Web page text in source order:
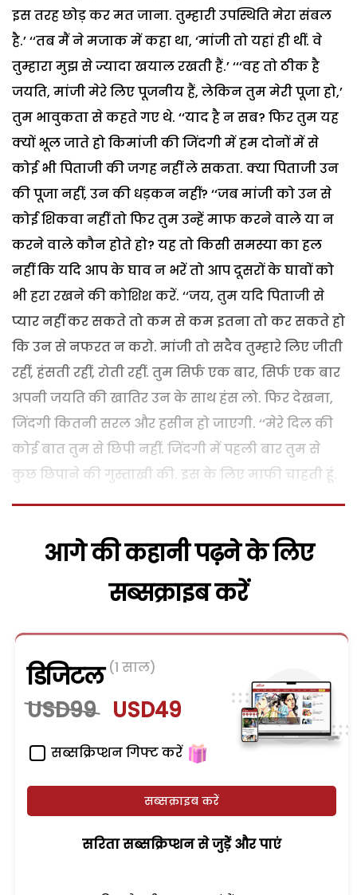
इस तरह छोड़ कर मत जाना. तुम्हारी उपस्थिति मेरा संबल
है.’ ‘‘तब मैं ने मजाक में कहा था, ‘मांजी तो यहां ही थीं. वे
तुम्हारा मुझ से ज्यादा खयाल रखती हैं.’ ‘‘‘वह तो ठीक है
जयति, मांजी मेरे लिए पूजनीय हैं, लेकिन तुम मेरी पूजा हो,’
तुम भावुकता से कहते गए थे. ‘‘याद है न सब? फिर तुम यह
क्यों भूल जाते हो किमांजी की जिंदगी में हम दोनों में से
कोई भी पिताजी की जगह नहीं ले सकता. क्या पिताजी उन
की पूजा नहीं, उन की धड़कन नहीं? ‘‘जब मांजी को उन से
कोई शिकवा नहीं तो फिर तुम उन्हें माफ करने वाले या न
करने वाले कौन होते हो? यह तो किसी समस्या का हल
नहीं कि यदि आप के घाव न भरें तो आप दूसरों के घावों को
भी हरा रखने की कोशिश करें. ‘‘जय, तुम यदि पिताजी से
प्यार नहीं कर सकते तो कम से कम इतना तो कर सकते हो
कि उन से नफरत न करो. मांजी तो सदैव तुम्हारे लिए जीती
रहीं, हंसती रहीं, रोती रहीं. तुम सिर्फ एक बार, सिर्फ एक बार
अपनी जयति की खातिर उन के साथ हंस लो. फिर देखना,
जिंदगी कितनी सरल और हसीन हो जाएगी. ‘‘मेरे दिल की
कोई बात तुम से छिपी नहीं. जिंदगी में पहली बार तुम से
कुछ छिपाने की गुस्ताखी की. इस के लिए माफी चाहती हूं.
आगे की कहानी पढ़ने के लिए
सब्सक्राइब करें
डिजिटल (1 साल)
USD99 USD49
सब्सक्रिप्शन गिफ्ट करें
सब्सक्राइब करें
सरिता सब्सक्रिप्शन से जुड़ेें और पाएं